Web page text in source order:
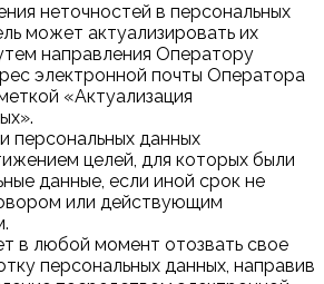
неточностей в персональных
может актуализировать их
направления Оператору
электронной почты Оператора
«Актуализация
персональных данных
целей, для которых были
данные, если иной срок не
или действующим
в любой момент отозвать свое
персональных данных, направив